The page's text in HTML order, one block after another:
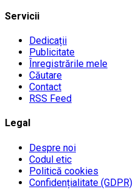
Servicii
Dedicații
Publicitate
Înregistrările mele
Căutare
Contact
RSS Feed
Legal
Despre noi
Codul etic
Politică cookies
Confidențialitate (GDPR)